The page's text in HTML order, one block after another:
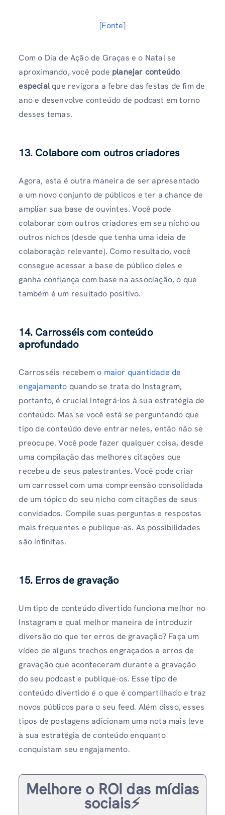
[Fonte]
Com o Dia de Ação de Graças e o Natal se
aproximando, você pode planejar conteúdo
especialque revigora a febre das festas de fim de
ano e desenvolve conteúdo de podcast em torno
desses temas.
13. Colabore com outros criadores
Agora, esta é outra maneira de ser apresentado
a um novo conjunto de públicos e ter a chance de
ampliar sua base de ouvintes. Você pode
colaborar com outros criadores em seu nicho ou
outros nichos (desde que tenha uma ideia de
colaboração relevante). Como resultado, você
consegue acessar a base de público deles e
ganha confiança com base na associação, o que
também é um resultado positivo.
14. Carrosséis com conteúdo
aprofundado
Carrosséis recebem o maior quantidade de
engajamento quando se trata do Instagram,
portanto, é crucial integrá-los à sua estratégia de
conteúdo. Mas se você está se perguntando que
tipo de conteúdo deve entrar neles, então não se
preocupe. Você pode fazer qualquer coisa, desde
uma compilação das melhores citações que
recebeu de seus palestrantes. Você pode criar
um carrossel com uma compreensão consolidada
de um tópico do seu nicho com citações de seus
convidados. Compile suas perguntas e respostas
mais frequentes e publique-as. As possibilidades
são infinitas.
15. Erros de gravação
Um tipo de conteúdo divertido funciona melhor no
Instagram e qual melhor maneira de introduzir
diversão do que ter erros de gravação? Faça um
vídeo de alguns trechos engraçados e erros de
gravação que aconteceram durante a gravação
do seu podcast e publique-os. Esse tipo de
conteúdo divertido é o que é compartilhado e traz
novos públicos para o seu feed. Além disso, esses
tipos de postagens adicionam uma nota mais leve
à sua estratégia de conteúdo enquanto
conquistam seu engajamento.
Melhore o ROI das mídias
sociais⚡️